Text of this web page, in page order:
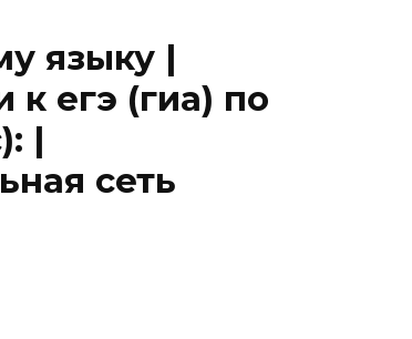
языку |
к егэ (гиа) по
|
сеть